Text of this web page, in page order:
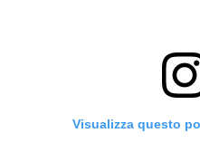
Visualizza questo